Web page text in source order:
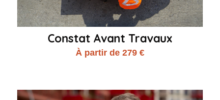
Constat Avant Travaux
À partir de 279 €